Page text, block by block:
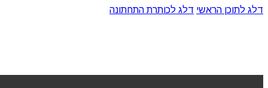
דלג לתוכן הראשי דלג לכותרת התחתונה